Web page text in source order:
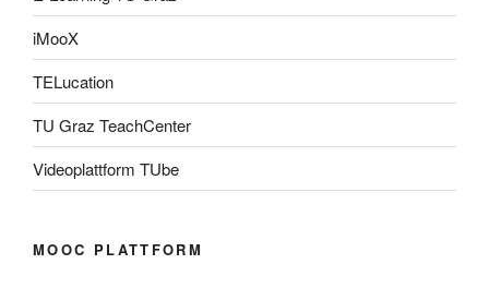
iMooX
TELucation
TU Graz TeachCenter
Videoplattform TUbe
MOOC PLATTFORM